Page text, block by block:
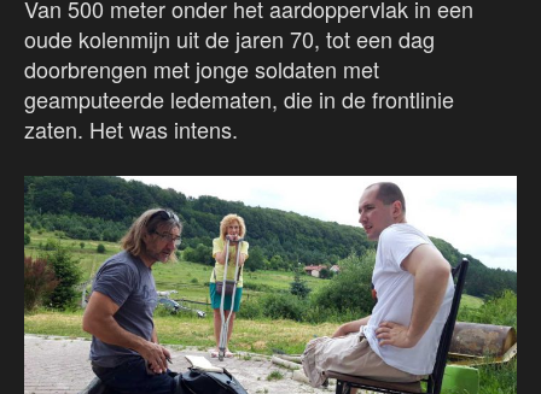
Van 500 meter onder het aardoppervlak in een
oude kolenmijn uit de jaren 70, tot een dag
doorbrengen met jonge soldaten met
geamputeerde ledematen, die in de frontlinie
zaten. Het was intens.